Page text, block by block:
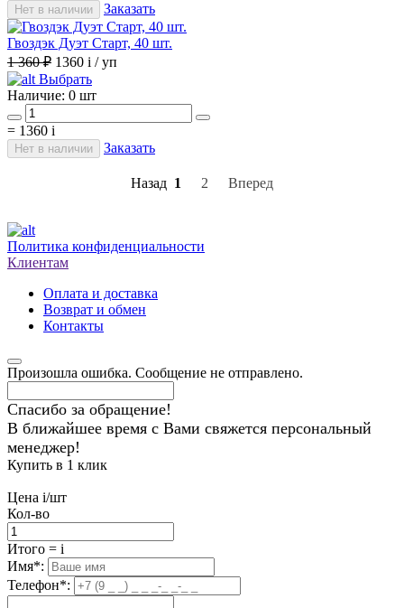
Нет в наличии Заказать
Гвоздэк Дуэт Старт, 40 шт.
1 360 ₽ 1360 i / уп
Выбрать
Наличие: 0 шт
= 1360 i
Нет в наличии Заказать
Назад 1 2 Вперед
Политика конфиденциальности
Клиентам
Оплата и доставка
Возврат и обмен
Контакты
Произошла ошибка. Сообщение не отправлено.
Спасибо за обращение!
В ближайшее время с Вами свяжется персональный
менеджер!
Купить в 1 клик
Цена i/шт
Кол-во
Итого = i
Имя*:
Телефон*: